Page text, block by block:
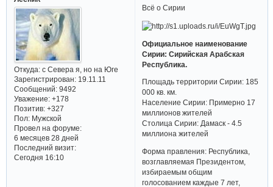
Откуда:с Севера я, но на Юге
Зарегистрирован: 19.11.11
Сообщений:9492
Уважение: +178
Позитив: +327
Пол:Мужской
Провел на форуме:
6 месяцев 28 дней
Последний визит:
Сегодня 16:10
Всё о Сирии
Официальное наименование
Сирии: Сирийская Арабская
Республика.
Площадь территории Сирии: 185
000 кв. км.
Население Сирии: Примерно 17
миллионов жителей
Столица Сирии: Дамаск - 4.5
миллиона жителей
Форма правления: Республика,
возглавляемая Президентом,
избираемым общим
голосованием каждые 7 лет,